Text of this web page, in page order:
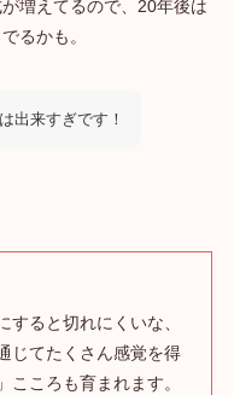
増えてるので、20年後は
るかも。
出来すぎです！
ると切れにくいな、
じてたくさん感覚を得
ころも育まれます。